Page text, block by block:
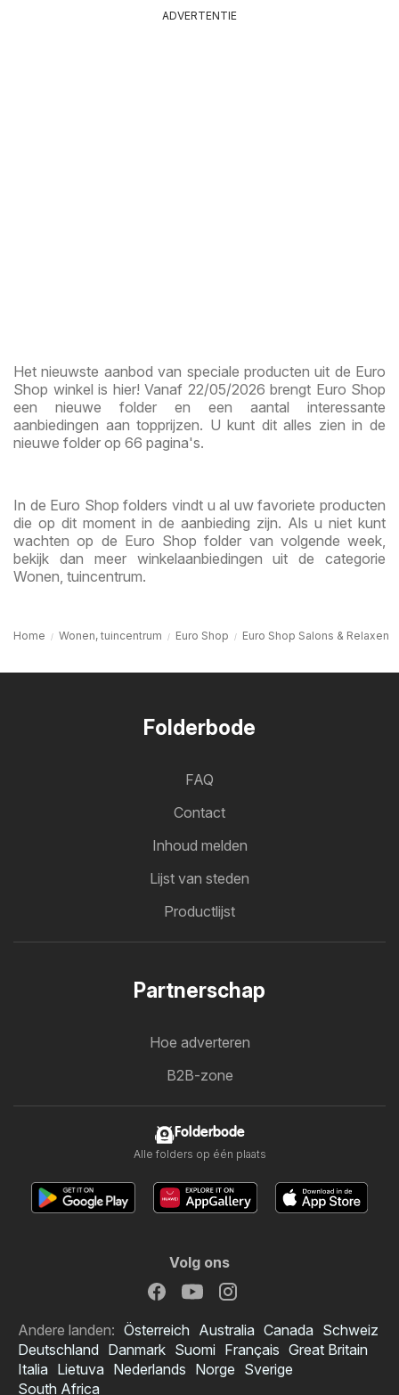
ADVERTENTIE
Het nieuwste aanbod van speciale producten uit de Euro
Shop winkel is hier! Vanaf 22/05/2026 brengt Euro Shop
een nieuwe folder en een aantal interessante
aanbiedingen aan topprijzen. U kunt dit alles zien in de
nieuwe folder op 66 pagina's.
In de Euro Shop folders vindt u al uw favoriete producten
die op dit moment in de aanbieding zijn. Als u niet kunt
wachten op de Euro Shop folder van volgende week,
bekijk dan meer winkelaanbiedingen uit de categorie
Wonen, tuincentrum.
Home Wonen, tuincentrum Euro Shop Euro Shop Salons & Relaxen
Folderbode
FAQ
Contact
Inhoud melden
Lijst van steden
Productlijst
Partnerschap
Hoe adverteren
B2B-zone
Folderbode
Alle folders op één plaats
Volg ons
Andere landen: Österreich Australia Canada Schweiz
Deutschland Danmark Suomi Français Great Britain
Italia Lietuva Nederlands Norge Sverige
South Africa